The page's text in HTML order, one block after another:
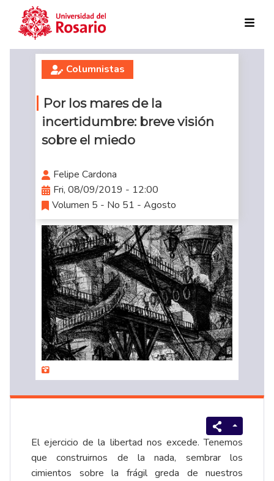
Skip to main content
Columnistas
Por los mares de la
incertidumbre: breve visión
sobre el miedo
Felipe Cardona
Fri, 08/09/2019 - 12:00
Volumen 5 - No 51 - Agosto
El ejercicio de la libertad nos excede. Tenemos
que construirnos de la nada, sembrar los
cimientos sobre la frágil greda de nuestros